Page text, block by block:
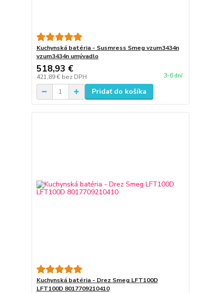
Kuchynská batéria - Susmress Smeg vzum3434n
vzum3434n umývadlo
518,93 €
421,89 € bez DPH 3-6 dní
Pridať do košíka
Kuchynská batéria - Drez Smeg LFT100D
LFT100D 8017709210410